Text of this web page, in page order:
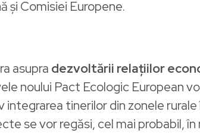
și Comisiei Europene.
asupra dezvoltării relațiilor
noului Pact Ecologic European
integrarea tinerilor din zonele
se vor regăsi, cel mai probabil,